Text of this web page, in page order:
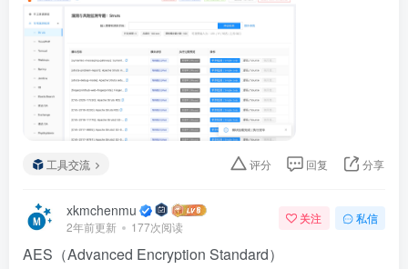
工具交流 评分 回复 分享
xkmchenmu
2年前更新 177次阅读
关注 私信
AES（Advanced Encryption Standard）